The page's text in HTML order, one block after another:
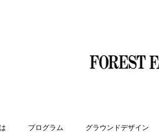
プログラム グラウンドデザイン